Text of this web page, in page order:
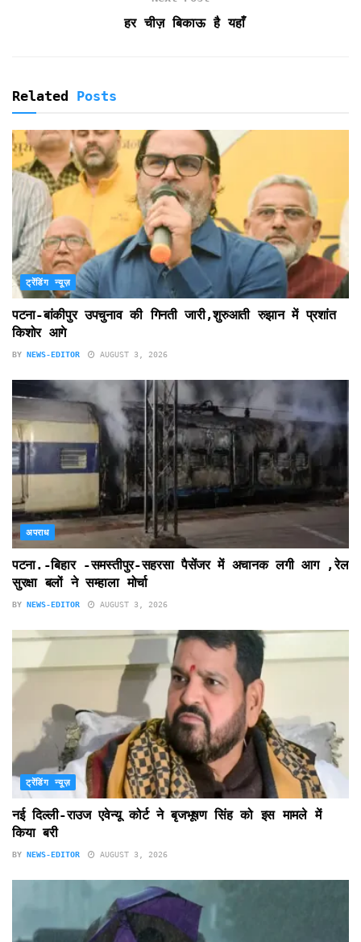
d
l
हर चीज़ बिकाऊ है यहाँ
Related Posts
ट्रेंडिंग न्यूज़
पटना-बांकीपुर उपचुनाव की गिनती जारी,शुरुआती रुझान में प्रशांत
किशोर आगे
BY NEWS-EDITOR AUGUST 3, 2026
अपराध
पटना.-बिहार -समस्तीपुर-सहरसा पैसेंजर में अचानक लगी आग ,रेल
सुरक्षा बलों ने सम्हाला मोर्चा
BY NEWS-EDITOR AUGUST 3, 2026
ट्रेंडिंग न्यूज़
नई दिल्ली-राउज एवेन्यू कोर्ट ने बृजभूषण सिंह को इस मामले में
किया बरी
BY NEWS-EDITOR AUGUST 3, 2026